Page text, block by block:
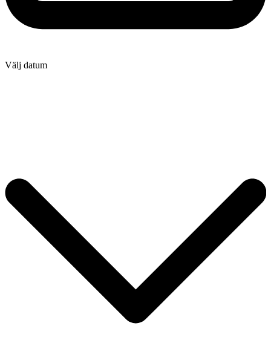
Välj datum